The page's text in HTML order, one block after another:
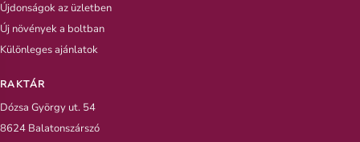
Újdonságok az üzletben
Új növények a boltban
Különleges ajánlatok
RAKTÁR
Dózsa György ut. 54
8624 Balatonszárszó